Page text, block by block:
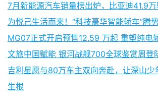
7月新能源汽车销量榜出炉，比亚迪41.9
为悦己生活而来！“科技豪华智能轿车”腾
MG07正式开启预售12.59 万起 重塑纯电
文旅中国赋能 银河战舰700全球鉴赏周登
吉利星愿与80万车主双向奔赴，让深山少
生根